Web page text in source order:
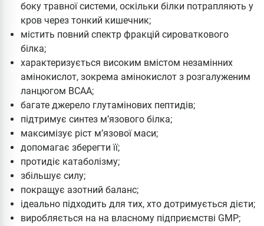
боку травної системи, оскільки білки потрапляють у
кров через тонкий кишечник;
містить повний спектр фракцій сироваткового
білка;
характеризується високим вмістом незамінних
амінокислот, зокрема амінокислот з розгалуженим
ланцюгом BCAA;
багате джерело глутамінових пептидів;
підтримує синтез м’язового білка;
максимізує ріст м’язової маси;
допомагає зберегти її;
протидіє катаболізму;
збільшує силу;
покращує азотний баланс;
ідеально підходить для тих, хто дотримується дієти;
виробляється на на власному підприємстві GMP;